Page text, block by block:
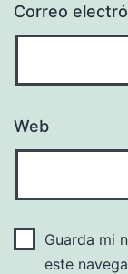
Correo
Web
Guarda mi
este